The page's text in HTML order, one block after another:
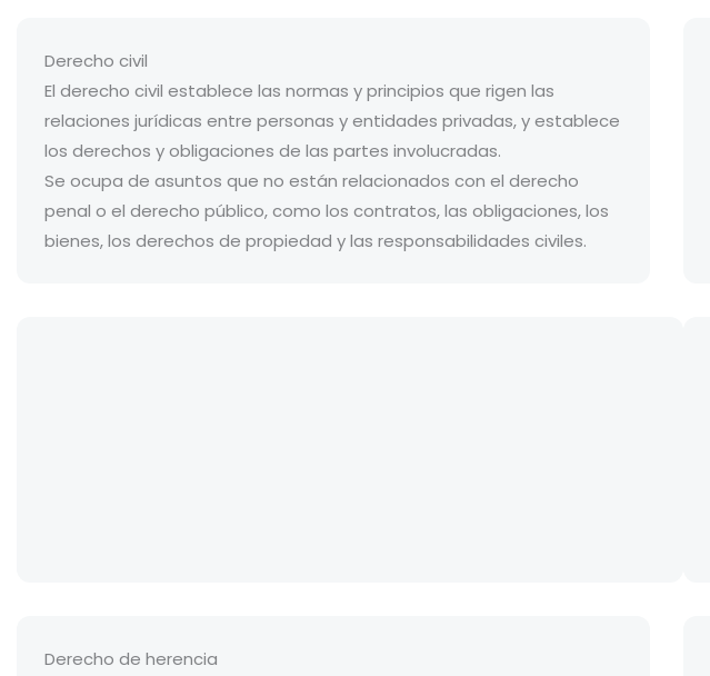
Derecho civil
El derecho civil establece las normas y principios que rigen las
relaciones jurídicas entre personas y entidades privadas, y establece
los derechos y obligaciones de las partes involucradas.
Se ocupa de asuntos que no están relacionados con el derecho
penal o el derecho público, como los contratos, las obligaciones, los
bienes, los derechos de propiedad y las responsabilidades civiles.
Derecho de herencia